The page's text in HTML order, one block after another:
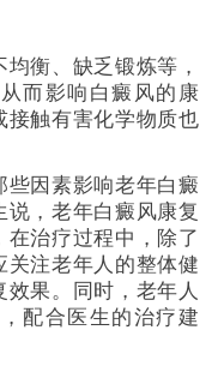
衡、缺乏锻炼等，
而影响白癜风的康
接触有害化学物质也
因素影响老年白癜
，老年白癜风康复
治疗过程中，除了
注老年人的整体健
果。同时，老年人
配合医生的治疗建